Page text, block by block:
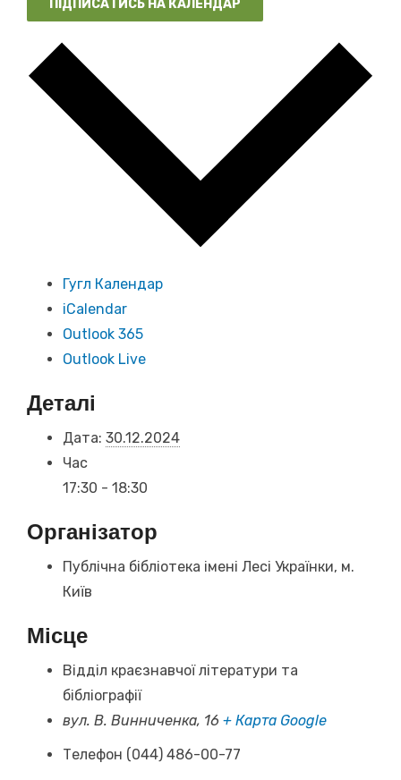
ПІДПИСАТИСЬ НА КАЛЕНДАР
Гугл Календар
iCalendar
Outlook 365
Outlook Live
Деталі
Дата: 30.12.2024
Час
17:30 - 18:30
Організатор
Публічна бібліотека імені Лесі Українки, м.
Київ
Місце
Відділ краєзнавчої літератури та
бібліографії
вул. В. Винниченка, 16 + Карта Google
Телефон (044) 486-00-77